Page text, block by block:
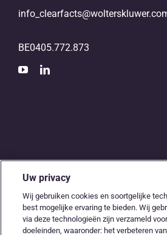
BE0405.772.873
De digitale
tussen
Uw privacy
Wij gebruiken cookies en soortgelijke
best mogelijke ervaring te bieden. Wij
via deze technologieën zijn verzameld
doeleinden, waaronder: het verbeteren